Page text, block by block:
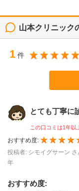
山本クリニック
1 件
とても丁寧に
この口コミは1年以
おすすめ度:
投稿者: シモイグサーン さ
年
おすすめ度: